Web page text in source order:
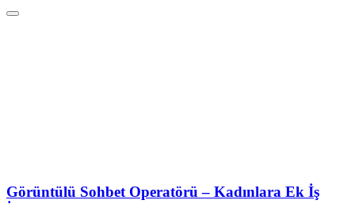
Görüntülü Sohbet Operatörü – Kadınlara Ek İş